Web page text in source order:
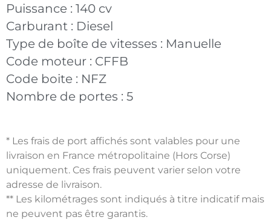
Puissance : 140 cv
Carburant : Diesel
Type de boîte de vitesses : Manuelle
Code moteur : CFFB
Code boite : NFZ
Nombre de portes : 5
* Les frais de port affichés sont valables pour une
livraison en France métropolitaine (Hors Corse)
uniquement. Ces frais peuvent varier selon votre
adresse de livraison.
** Les kilométrages sont indiqués à titre indicatif mais
ne peuvent pas être garantis.